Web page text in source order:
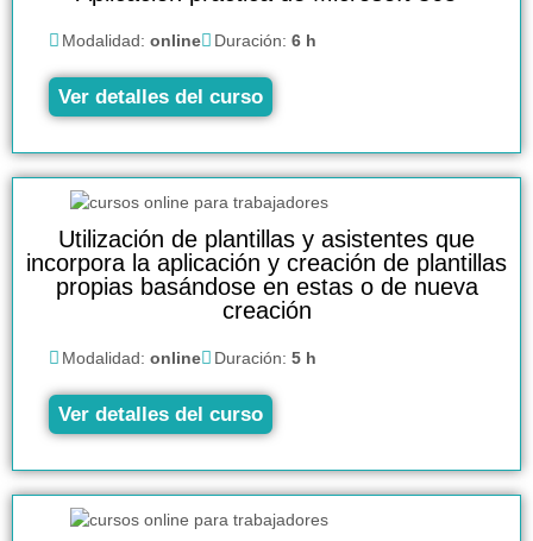
Modalidad: online Duración: 6 h
Ver detalles del curso
Utilización de plantillas y asistentes que
incorpora la aplicación y creación de plantillas
propias basándose en estas o de nueva
creación
Modalidad: online Duración: 5 h
Ver detalles del curso